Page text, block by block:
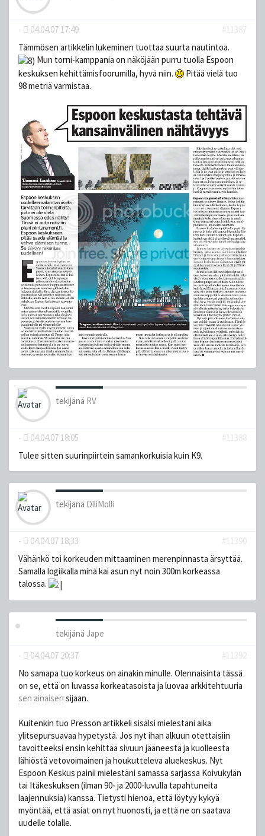
- 04.04.07 17:49
#11387
Tämmösen artikkelin lukeminen tuottaa suurta nautintoa.
Mun torni-kamppania on näköjään purru tuolla Espoon
keskuksen kehittämisfoorumilla, hyvä niin.
Pitää vielä tuo
98 metriä varmistaa.
tekijänä RV
- 04.04.07 18:05
#11388
Tulee sitten suurinpiirtein samankorkuisia kuin K9.
tekijänä OlliMolli
- 04.04.07 18:33
#11390
Vähänkö toi korkeuden mittaaminen merenpinnasta ärsyttää.
Samalla logiikalla minä kai asun nyt noin 300m korkeassa
talossa.
tekijänä Jape
-
04.04.07 20:37
#11392
No samapa tuo korkeus on ainakin minulle. Olennaisinta tässä
on se, että on luvassa korkeatasoista ja luovaa arkkitehtuuria
sen ainaisen sijaan.
Kuitenkin tuo Presson artikkeli sisälsi mielestäni aika
ylitsepursuavaa hypetystä. Jos nyt ihan alkuun otettaisiin
tavoitteeksi ensin kehittää sivuun jääneestä ja kuolleesta
lähiöstä vetovoimainen ja houkutteleva aluekeskus. Nyt
Espoon Keskus painii mielestäni samassa sarjassa Koivukylän
tai Itäkeskuksen (ilman 90- ja 2000-luvulla tapahtuneita
laajennuksia) kanssa. Tietysti hienoa, että löytyy kykyä
myöntää, että asiat on nyt huonosti, ja että ne on saatava
uudelle tolalle.